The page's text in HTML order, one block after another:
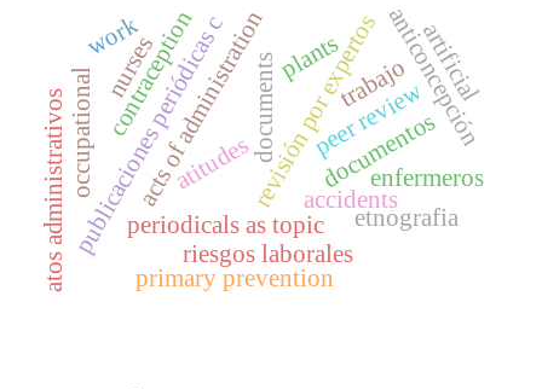
documentos
periodicals as topic
revisión por expertos
publicaciones periódicas c
contraception anticoncepción
atos administrativos peer review
documents
acts of administration
nurses
enfermeros
accidents
occupational
riesgos laborales
primary prevention
etnografia
atitudes
plants artificial
work
trabajo